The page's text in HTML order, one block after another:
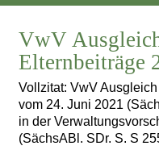
VwV
Elternbeiträge
Vollzitat: VwV
vom 24. Juni 2021
in der
(SächsABl. SDr. S. S